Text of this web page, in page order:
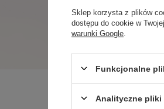
Sklep korzysta z plików
dostępu do cookie w
warunki Google
Funkcjonalne
Analityczne pliki